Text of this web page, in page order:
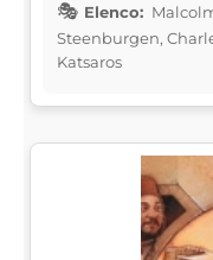
Elenco:
Steenburgen,
Katsaros